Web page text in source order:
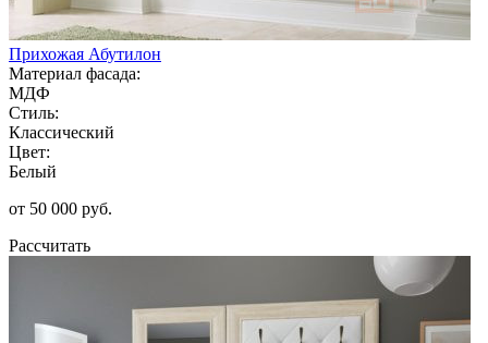
Прихожая Абутилон
Материал фасада:
МДФ
Стиль:
Классический
Цвет:
Белый
от 50 000 руб.
Рассчитать